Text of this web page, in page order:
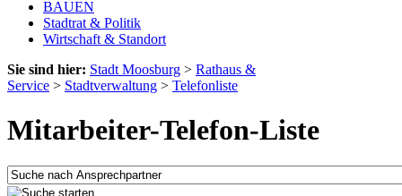
BAUEN
Stadtrat & Politik
Wirtschaft & Standort
Sie sind hier: Stadt Moosburg > Rathaus &
Service > Stadtverwaltung > Telefonliste
Mitarbeiter-Telefon-Liste